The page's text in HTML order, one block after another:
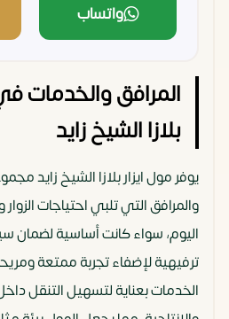
واتساب
المرافق والخدمات
بلازا الشيخ زايد
يوفر مول ايزار بلازا الشيخ زايد
والمرافق التي تلبي احتياجات
اليوم، سواء كانت أساسية لضمان
ترفيهية لإضفاء تجربة ممتعة
الخدمات بعناية لتسهيل التنقل